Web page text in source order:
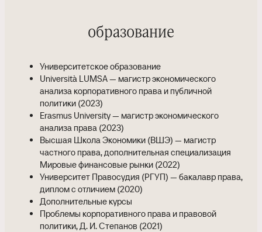
образование
Университетское образование
Università LUMSA — магистр экономического
анализа корпоративного права и публичной
политики (2023)
Erasmus University — магистр экономического
анализа права (2023)
Высшая Школа Экономики (ВШЭ) — магистр
частного права, дополнительная специализация
Мировые финансовые рынки (2022)
Университет Правосудия (РГУП) — бакалавр права,
диплом с отличием (2020)
Дополнительные курсы
Проблемы корпоративного права и правовой
политики, Д. И. Степанов (2021)